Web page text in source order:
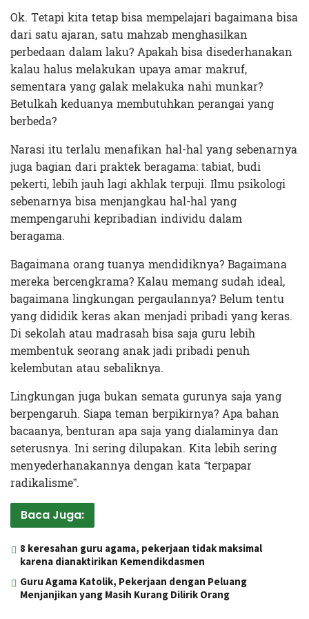
Ok. Tetapi kita tetap bisa mempelajari bagaimana bisa
dari satu ajaran, satu mahzab menghasilkan
perbedaan dalam laku? Apakah bisa disederhanakan
kalau halus melakukan upaya amar makruf,
sementara yang galak melakuka nahi munkar?
Betulkah keduanya membutuhkan perangai yang
berbeda?
Narasi itu terlalu menafikan hal-hal yang sebenarnya
juga bagian dari praktek beragama: tabiat, budi
pekerti, lebih jauh lagi akhlak terpuji. Ilmu psikologi
sebenarnya bisa menjangkau hal-hal yang
mempengaruhi kepribadian individu dalam
beragama.
Bagaimana orang tuanya mendidiknya? Bagaimana
mereka bercengkrama? Kalau memang sudah ideal,
bagaimana lingkungan pergaulannya? Belum tentu
yang dididik keras akan menjadi pribadi yang keras.
Di sekolah atau madrasah bisa saja guru lebih
membentuk seorang anak jadi pribadi penuh
kelembutan atau sebaliknya.
Lingkungan juga bukan semata gurunya saja yang
berpengaruh. Siapa teman berpikirnya? Apa bahan
bacaanya, benturan apa saja yang dialaminya dan
seterusnya. Ini sering dilupakan. Kita lebih sering
menyederhanakannya dengan kata “terpapar
radikalisme”.
Baca Juga:
8 keresahan guru agama, pekerjaan tidak maksimal
karena dianaktirikan Kemendikdasmen
Guru Agama Katolik, Pekerjaan dengan Peluang
Menjanjikan yang Masih Kurang Dilirik Orang